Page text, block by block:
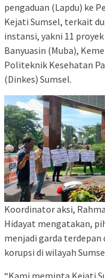
pengaduan (Lapdu) ke
Kejati Sumsel, terkait
instansi, yakni 11
Banyuasin (Muba),
Politeknik Kesehatan
(Dinkes) Sumsel.
Koordinator aksi,
Hidayat mengatakan,
menjadi garda
korupsi di wilayah